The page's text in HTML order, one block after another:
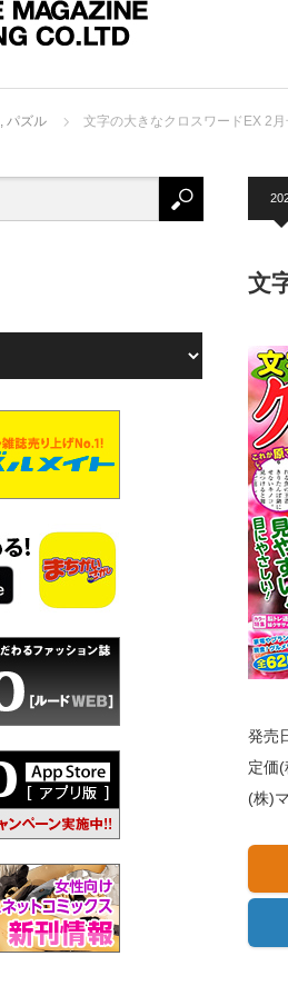
, パズル 文字の大きなクロスワードEX 2
文
発売
定価
(株)